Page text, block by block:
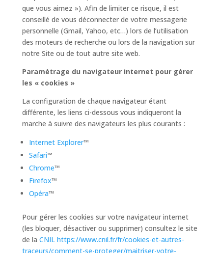
que vous aimez »). Afin de limiter ce risque, il est
conseillé de vous déconnecter de votre messagerie
personnelle (Gmail, Yahoo, etc…) lors de l’utilisation
des moteurs de recherche ou lors de la navigation sur
notre Site ou de tout autre site web.
Paramétrage du navigateur internet pour gérer
les « cookies »
La configuration de chaque navigateur étant
différente, les liens ci-dessous vous indiqueront la
marche à suivre des navigateurs les plus courants :
Internet Explorer™
Safari™
Chrome™
Firefox™
Opéra™
Pour gérer les cookies sur votre navigateur internet
(les bloquer, désactiver ou supprimer) consultez le site
de la CNIL https://www.cnil.fr/fr/cookies-et-autres-
traceurs/comment-se-proteger/maitriser-votre-